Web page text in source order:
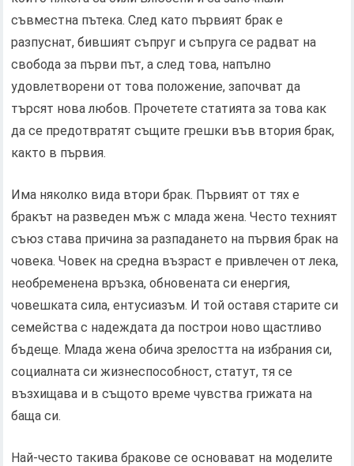
съвместна пътека. След като първият брак е
разпуснат, бившият съпруг и съпруга се радват на
свобода за първи път, а след това, напълно
удовлетворени от това положение, започват да
търсят нова любов. Прочетете статията за това как
да се предотвратят същите грешки във втория брак,
както в първия.
Има няколко вида втори брак. Първият от тях е
бракът на разведен мъж с млада жена. Често техният
съюз става причина за разпадането на първия брак на
човека. Човек на средна възраст е привлечен от лека,
необременена връзка, обновената си енергия,
човешката сила, ентусиазъм. И той оставя старите си
семейства с надеждата да построи ново щастливо
бъдеще. Млада жена обича зрелостта на избрания си,
социалната си жизнеспособност, статут, тя се
възхищава и в същото време чувства грижата на
баща си.
Най-често такива бракове се основават на моделите